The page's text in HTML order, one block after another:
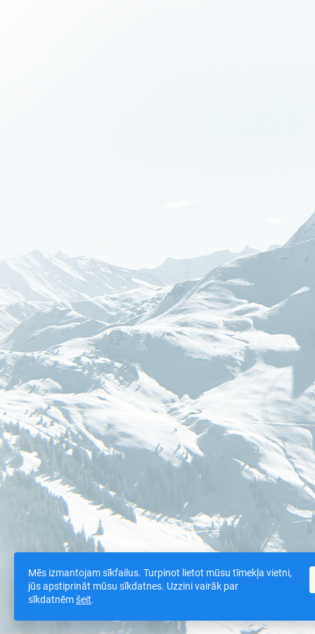
Mēs izmantojam sīkfailus. Turpinot lietot mūsu tīmekļa vietni,
jūs apstiprināt mūsu sīkdatnes. Uzzini vairāk par
sīkdatnēmšeit.